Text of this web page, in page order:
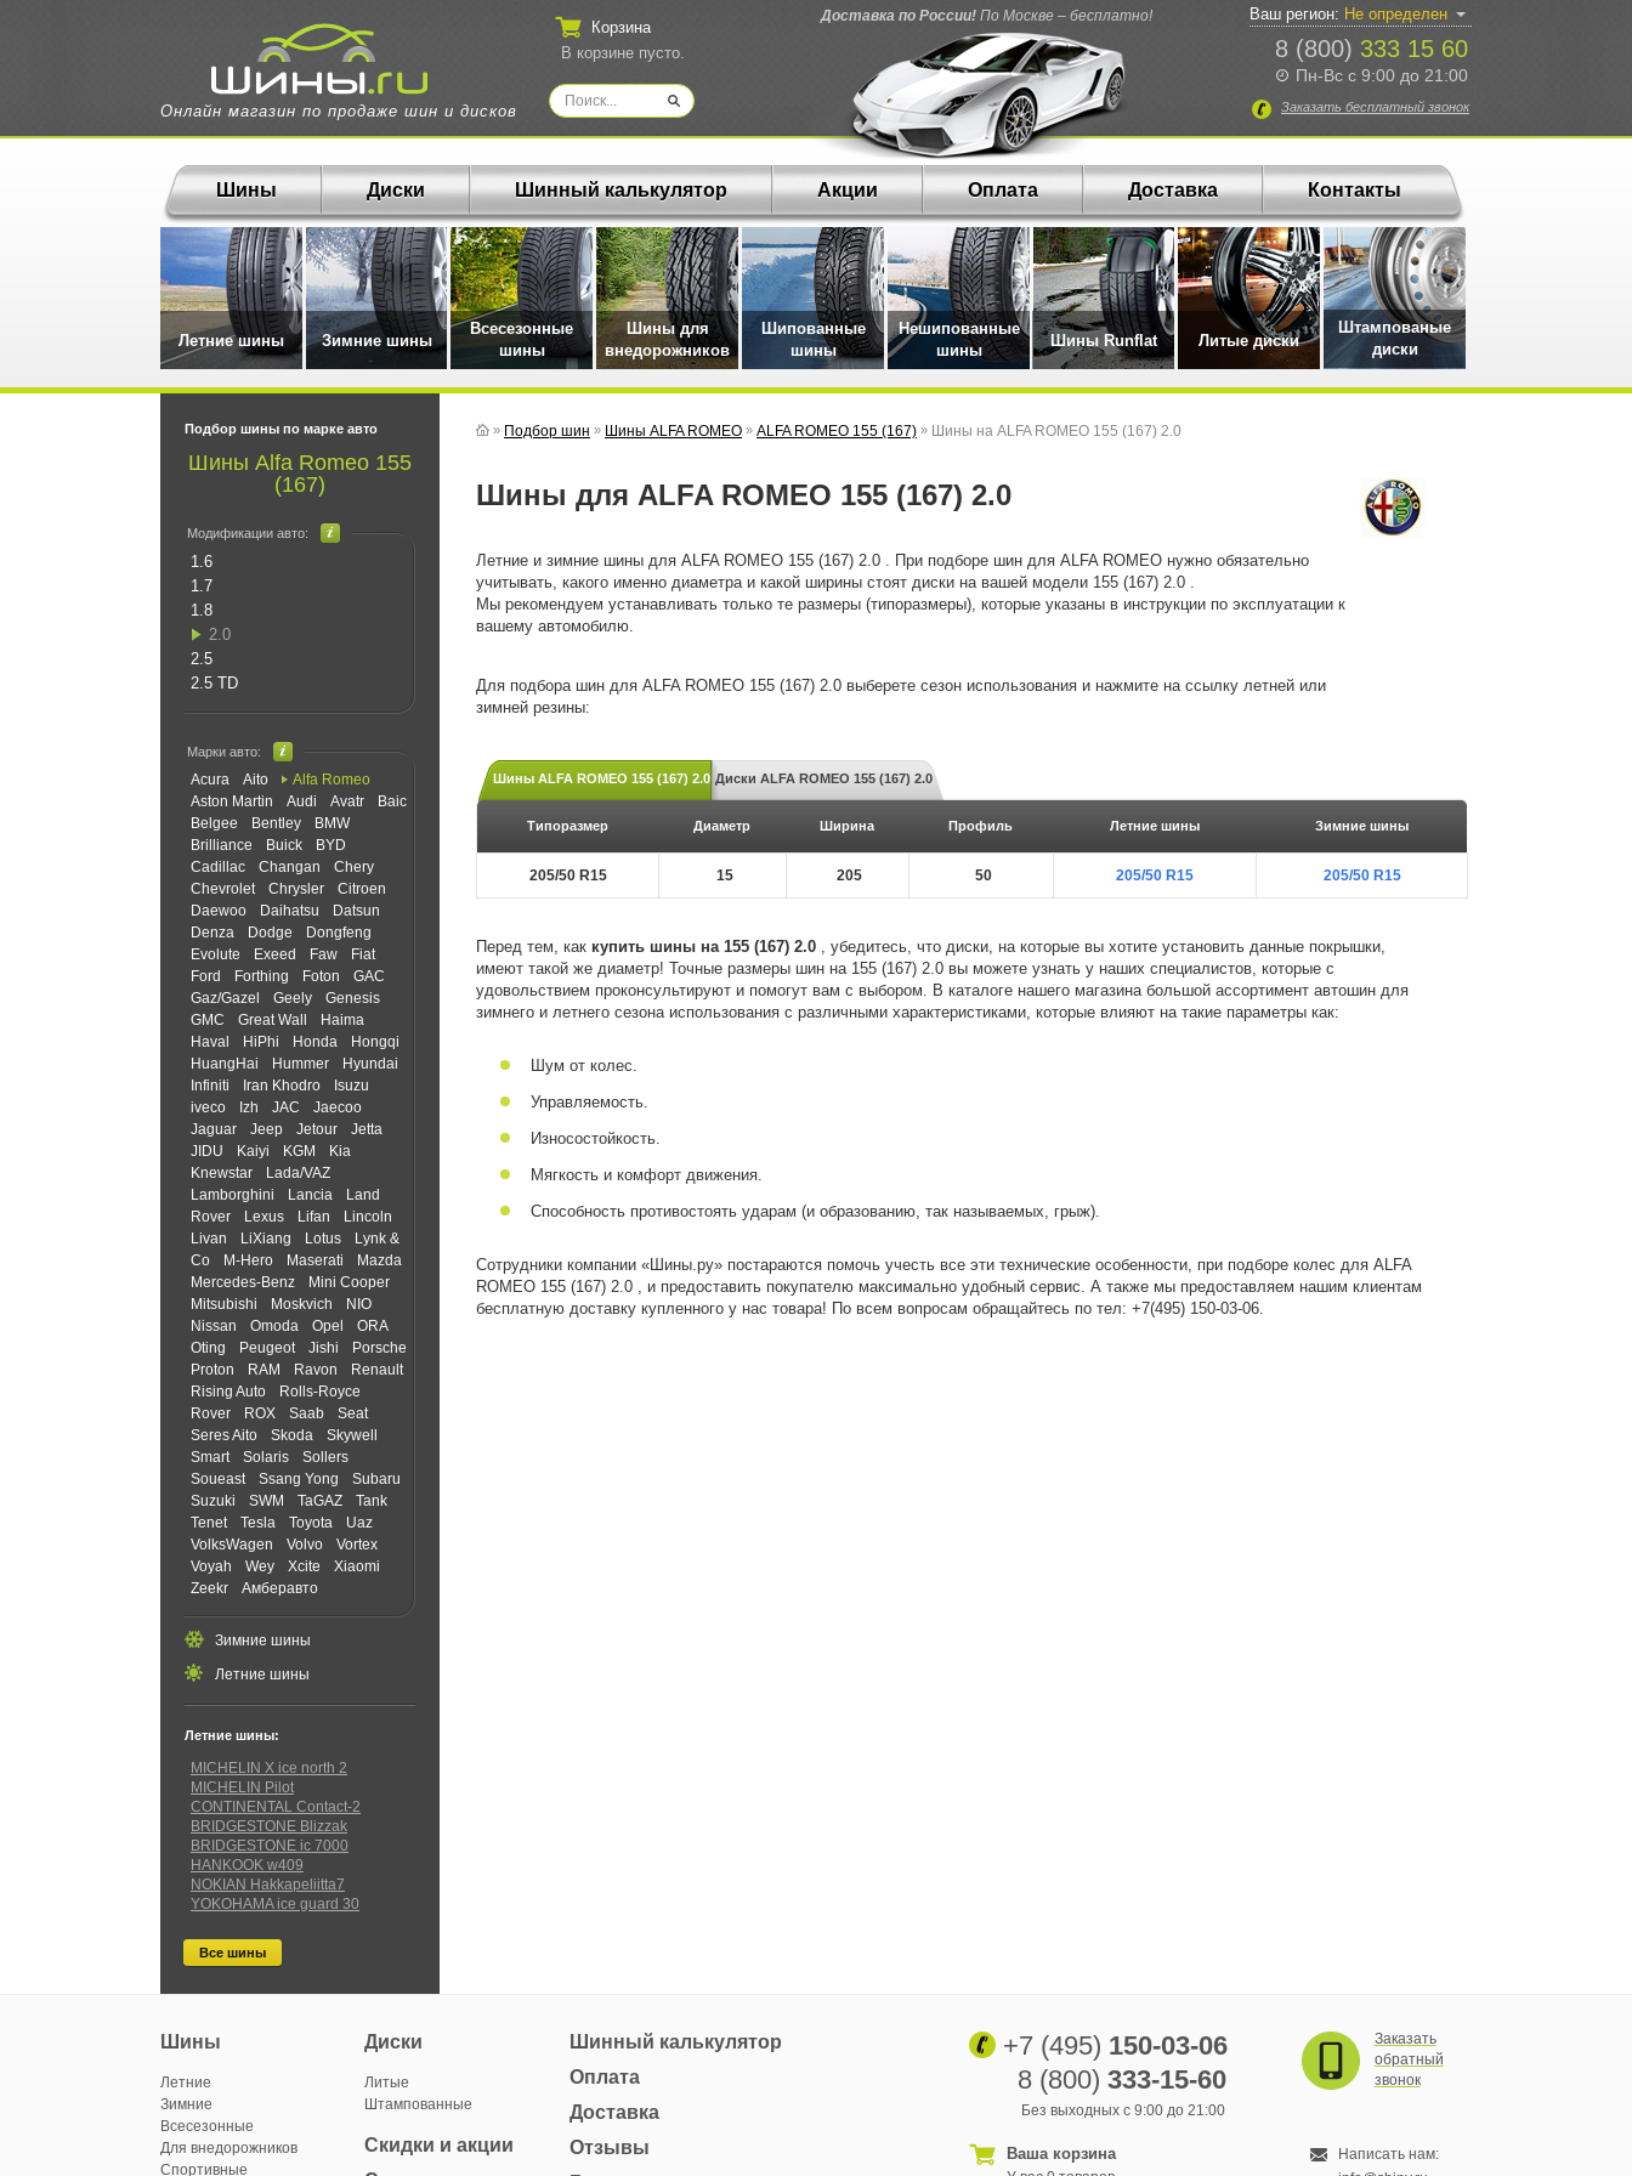
Онлайн магазин по продаже шин и дисков
Доставка по России! По Москве – бесплатно!
8 (800) 333 15 60
Пн-Вс с 9:00 до 21:00
Заказать бесплатный звонок
Корзина
В корзине пусто.
Ваш регион: Не определен
Шины Диски Шинный калькулятор Акции Оплата Доставка Контакты
Летние шины Зимние шины
Всесезонные
шины
Шины для
внедорожников
Шипованные
шины
Нешипованные
шины
Шины Runflat Литые диски
Штампованые
диски
Подбор шины по марке авто
Шины Alfa Romeo 155
(167)
Модификации авто:
1.6
1.7
1.8
2.0
2.5
2.5 TD
Марки авто:
Acura Aito
Alfa Romeo
Aston Martin
Audi Avatr
Baic
Belgee
Bentley
BMW
Brilliance
Buick
BYD
Cadillac
Changan
Chery
Chevrolet
Chrysler
Citroen
Daewoo
Daihatsu
Datsun
Denza
Dodge
Dongfeng
Evolute
Exeed Faw
Fiat
Ford
Forthing Foton
GAC
Gaz/Gazel
Geely
Genesis
GMC
Great Wall
Haima
Haval
HiPhi Honda
Hongqi
HuangHai
Hummer
Hyundai
Infiniti
Iran Khodro
Isuzu
iveco
Izh JAC
Jaecoo
Jaguar
Jeep Jetour
Jetta
JIDU
Kaiyi KGM
Kia
Knewstar
Lada/VAZ
Lamborghini
Lancia
Land
Rover
Lexus Lifan
Lincoln
Livan
LiXiang Lotus
Lynk &
Co
M-Hero Maserati
Mazda
Mercedes-Benz
Mini Cooper
Mitsubishi
Moskvich
NIO
Nissan
Omoda Opel
ORA
Oting
Peugeot Jishi
Porsche
Proton
RAM Ravon
Renault
Rising Auto
Rolls-Royce
Rover
ROX Saab
Seat
Seres Aito
Skoda
Skywell
Smart
Solaris
Sollers
Soueast
Ssang Yong
Subaru
Suzuki
SWM TaGAZ
Tank
Tenet
Tesla Toyota
Uaz
VolksWagen
Volvo
Vortex
Voyah
Wey Xcite
Xiaomi
Zeekr
Амберавто
Зимние шины
Летние шины
Летние шины:
MICHELIN X ice north 2
MICHELIN Pilot
CONTINENTAL Contact-2
BRIDGESTONE Blizzak
BRIDGESTONE ic 7000
HANKOOK w409
NOKIAN Hakkapeliitta7
YOKOHAMA ice guard 30
Все шины
» Подбор шин » Шины ALFA ROMEO » ALFA ROMEO 155 (167) » Шины на ALFA ROMEO 155 (167) 2.0
Шины для ALFA ROMEO 155 (167) 2.0
Летние и зимние шины для ALFA ROMEO 155 (167) 2.0 . При подборе шин для ALFA ROMEO нужно обязательно
учитывать, какого именно диаметра и какой ширины стоят диски на вашей модели 155 (167) 2.0 .
Мы рекомендуем устанавливать только те размеры (типоразмеры), которые указаны в инструкции по эксплуатации к
вашему автомобилю.
Для подбора шин для ALFA ROMEO 155 (167) 2.0 выберете сезон использования и нажмите на ссылку летней или
зимней резины:
Шины ALFA ROMEO 155 (167) 2.0 Диски ALFA ROMEO 155 (167) 2.0
Типоразмер Диаметр Ширина Профиль Летние шины Зимние шины
205/50 R15 15 205 50 205/50 R15 205/50 R15
Перед тем, как купить шины на 155 (167) 2.0 , убедитесь, что диски, на которые вы хотите установить данные покрышки,
имеют такой же диаметр! Точные размеры шин на 155 (167) 2.0 вы можете узнать у наших специалистов, которые с
удовольствием проконсультируют и помогут вам с выбором. В каталоге нашего магазина большой ассортимент автошин для
зимнего и летнего сезона использования с различными характеристиками, которые влияют на такие параметры как:
Шум от колес.
Управляемость.
Износостойкость.
Мягкость и комфорт движения.
Способность противостоять ударам (и образованию, так называемых, грыж).
Сотрудники компании «Шины.ру» постараются помочь учесть все эти технические особенности, при подборе колес для ALFA
ROMEO 155 (167) 2.0 , и предоставить покупателю максимально удобный сервис. А также мы предоставляем нашим клиентам
бесплатную доставку купленного у нас товара! По всем вопросам обращайтесь по тел: +7(495) 150-03-06.
Шины
Летние
Зимние
Всесезонные
Для внедорожников
Спортивные
Диски
Литые
Штампованные
Скидки и акции
Шинный калькулятор
Оплата
Доставка
Отзывы
+7 (495) 150-03-06
8 (800) 333-15-60
Без выходных с 9:00 до 21:00
Ваша корзина
Заказать
обратный
звонок
Написать нам: